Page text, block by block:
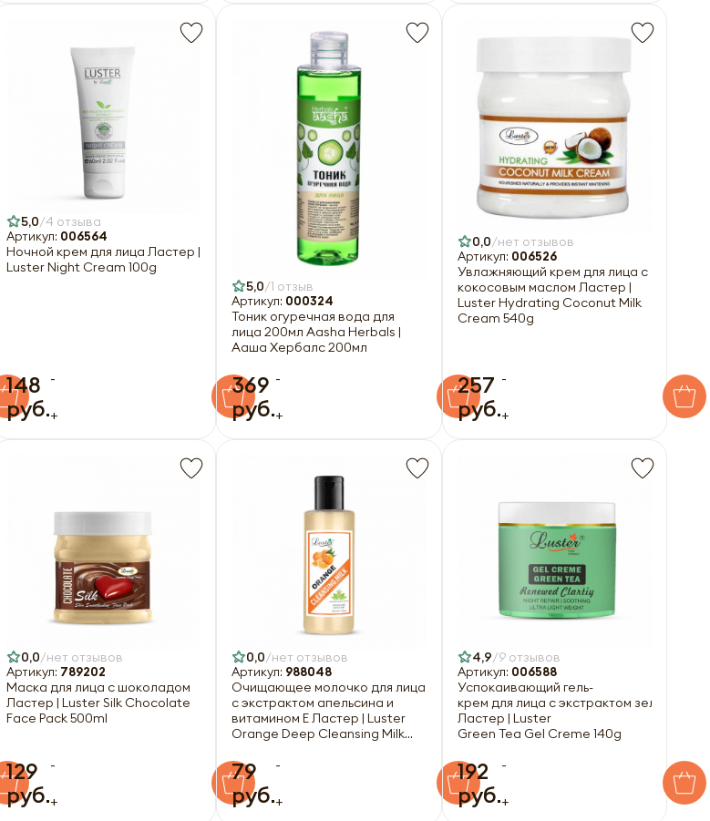
5,0 4 отзыва
Артикул: 006564
Ночной крем для лица Ластер |
Luster Night Cream 100g
148
руб.
-
+
5,0 1 отзыв
Артикул: 000324
Тоник огуречная вода для
лица 200мл Aasha Herbals |
Ааша Хербалс 200мл
369
руб.
-
+
0,0 нет отзывов
Артикул: 006526
Увлажняющий крем для лица с
кокосовым маслом Ластер |
Luster Hydrating Coconut Milk
Cream 540g
257
руб.
-
+
0,0 нет отзывов
Артикул: 789202
Маска для лица с шоколадом
Ластер | Luster Silk Chocolate
Face Pack 500ml
129
руб.
-
+
0,0 нет отзывов
Артикул: 988048
Очищающее молочко для лица
с экстрактом апельсина и
витамином Е Ластер | Luster
Orange Deep Cleansing Milk
79
руб.
-
+
4,9 9 отзывов
Артикул: 006588
Успокаивающий гель-
крем для лица с экстрактом зелёного
Ластер | Luster
Green Tea Gel Creme 140g
192
руб.
-
+